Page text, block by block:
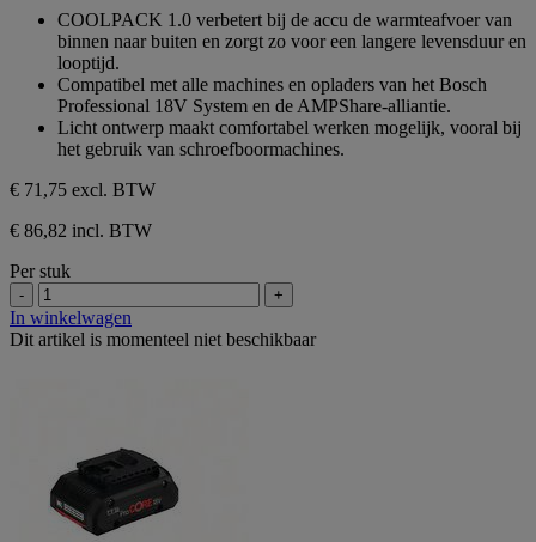
sterren.
COOLPACK 1.0 verbetert bij de accu de warmteafvoer van
binnen naar buiten en zorgt zo voor een langere levensduur en
looptijd.
Compatibel met alle machines en opladers van het Bosch
Professional 18V System en de AMPShare-alliantie.
Licht ontwerp maakt comfortabel werken mogelijk, vooral bij
het gebruik van schroefboormachines.
€ 71,75 excl. BTW
€ 86,82 incl. BTW
Per stuk
- +
In winkelwagen
Dit artikel is momenteel niet beschikbaar